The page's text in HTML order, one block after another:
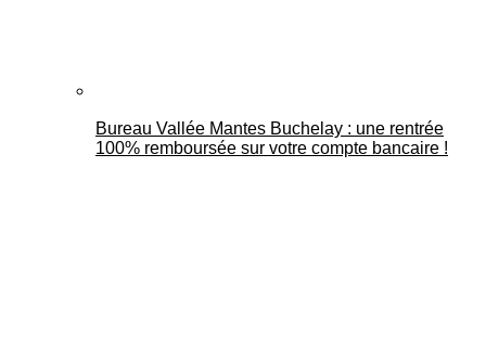
Bureau Vallée Mantes Buchelay : une rentrée
100% remboursée sur votre compte bancaire !